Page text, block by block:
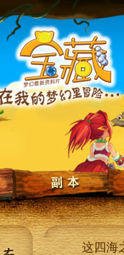
这四海之